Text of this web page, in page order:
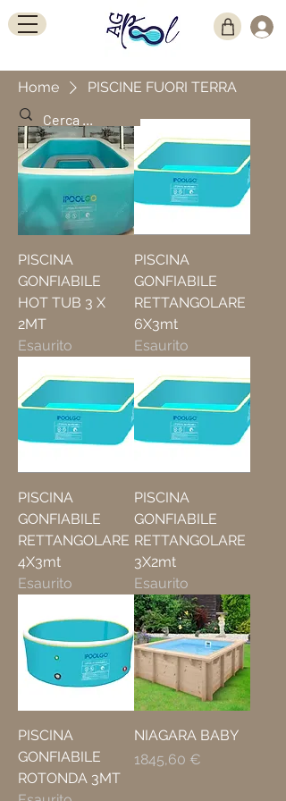
Home PISCINE FUORI TERRA
PISCINA
GONFIABILE
HOT TUB 3 X
2MT
Esaurito
PISCINA
GONFIABILE
RETTANGOLARE
6X3mt
Esaurito
PISCINA
GONFIABILE
RETTANGOLARE
4X3mt
Esaurito
PISCINA
GONFIABILE
RETTANGOLARE
3X2mt
Esaurito
PISCINA
GONFIABILE
ROTONDA 3MT
NIAGARA BABY
Prezzo
1845,60 €